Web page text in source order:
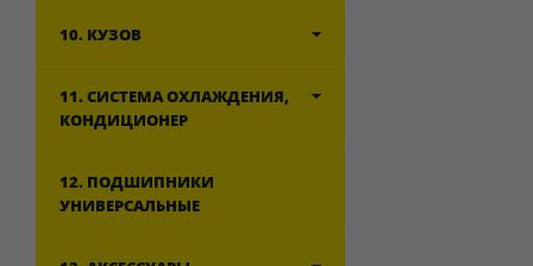
10. КУЗОВ
11. СИСТЕМА ОХЛАЖДЕНИЯ,
КОНДИЦИОНЕР
12. ПОДШИПНИКИ
УНИВЕРСАЛЬНЫЕ